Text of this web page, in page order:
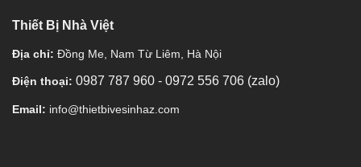
Thiết Bị Nhà Việt
Địa chỉ: Đồng Me, Nam Từ Liêm, Hà Nội
Điện thoại: 0987 787 960 - 0972 556 706 (zalo)
Email: info@thietbivesinhaz.com